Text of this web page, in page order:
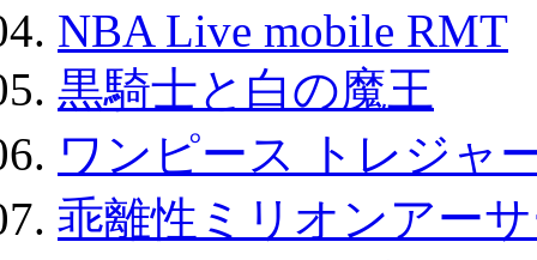
NBA Live mobile RMT
黒騎士と白の魔王
ワンピース トレジャ
乖離性ミリオンアー